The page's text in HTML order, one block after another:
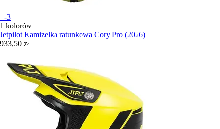
+-3
1 kolorów
Jetpilot Kamizelka ratunkowa Cory Pro (2026)
933,50 zł